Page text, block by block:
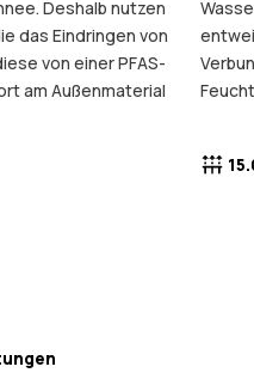
Deshalb nutzen
das Eindringen von
von einer PFAS-
am Außenmaterial